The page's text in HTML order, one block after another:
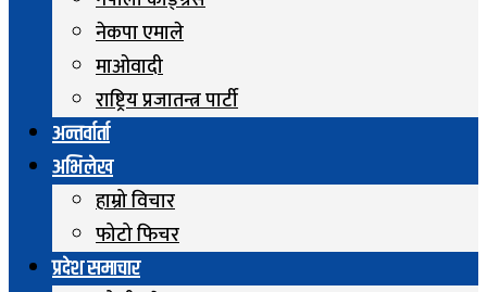
नेकपा एमाले
माओवादी
राष्ट्रिय प्रजातन्त्र पार्टी
अन्तर्वार्ता
अभिलेख
हाम्रो विचार
फोटो फिचर
प्रदेश समाचार